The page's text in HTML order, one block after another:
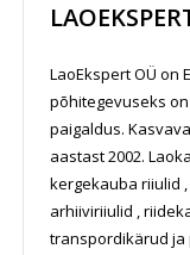
LaoEkspert OÜ on
põhitegevuseks
paigaldus.
aastast 2002.
kergekauba riiulid
arhiiviriiulid ,
transpordikärud ja